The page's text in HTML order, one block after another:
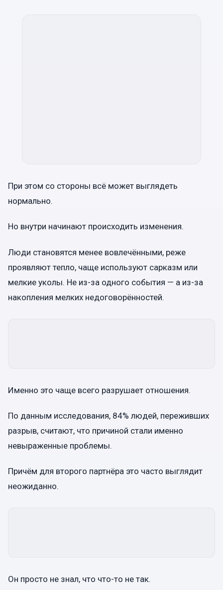
При этом со стороны всё может выглядеть
нормально.
Но внутри начинают происходить изменения.
Люди становятся менее вовлечёнными, реже
проявляют тепло, чаще используют сарказм или
мелкие уколы. Не из-за одного события — а из-за
накопления мелких недоговорённостей.
Именно это чаще всего разрушает отношения.
По данным исследования, 84% людей, переживших
разрыв, считают, что причиной стали именно
невыраженные проблемы.
Причём для второго партнёра это часто выглядит
неожиданно.
Он просто не знал, что что-то не так.